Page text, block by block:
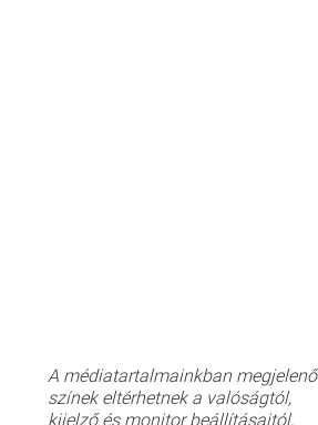
A médiatartalmainkban megjelenő
színek eltérhetnek a valóságtól,
kijelző és monitor beállításaitól,